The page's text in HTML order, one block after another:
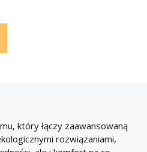
który łączy zaawansowaną
rozwiązaniami,